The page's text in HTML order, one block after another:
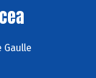
Gaulle